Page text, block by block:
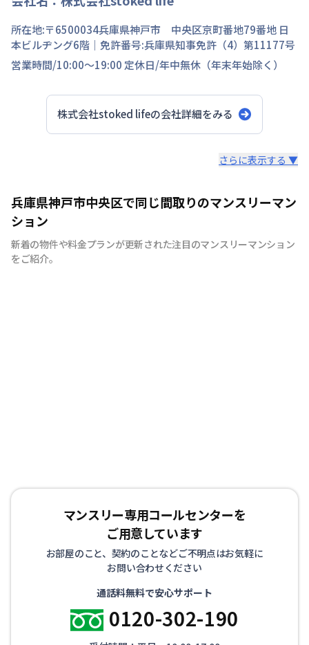
所在地:〒6500034兵庫県神戸市 中央区京町番地79番地 日
本ビルヂング6階 ｜免許番号:兵庫県知事免許（4）第11177号
営業時間/10:00～19:00 定休日/年中無休（年末年始除く）
株式会社stoked lifeの会社詳細をみる
【神戸のマンスリーマンション、ウィークリーマンション
に特化】 マンスリーマンション、ウィークリーマンショ
ンといえば株式会社stoked lifeにお任せください！ 7日間
以上の中長期滞在であれば、ご利用が頂けます。当社で
は、家具・家電等の設備！！お客様の用途に応じて快適な
さらに表示する ▼
兵庫県神戸市中央区で同じ間取りのマンスリーマン
ション
新着の物件や料金プランが更新された注目のマンスリーマンション
をご紹介。
マンスリー専用コールセンターを
ご用意しています
お部屋のこと、契約のことなどご不明点はお気軽に
お問い合わせください
通話料無料で安心サポート
0120-302-190